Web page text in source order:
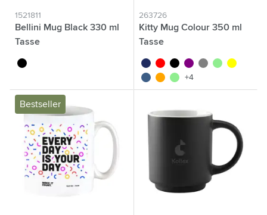
1521811
Bellini Mug Black 330 ml
Tasse
noir
263726
Kitty Mug Colour 350 ml
Tasse
marine foncé
rouge rouge
noir pourpre
gris vert jaune
bleu/bleu
orangevert clair
+4
Bestseller